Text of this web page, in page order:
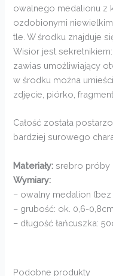
owalnego medalionu z
ozdobionymi
tle. W środku znajduje
Wisior jest
zawias umożliwiający
w środku można
zdjęcie, piórko,
Całość została
bardziej surowego
Materiały: srebro próby
Wymiary:
– owalny medalion (bez
– grubość: ok. 0,6-0,8cm
– długość łańcuszka:
Podobne produkty